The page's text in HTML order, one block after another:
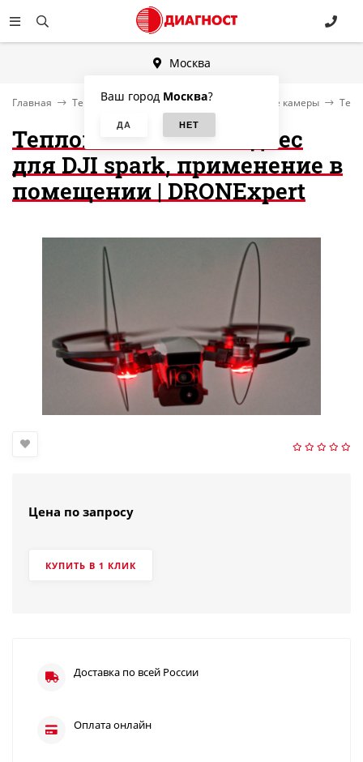
Москва
Ваш город Москва?
Главная Тепловизоры, комплексы, тепловизионные камеры
Тепловизионный подвес
для DJI spark, применение в
помещении | DRONExpert
Цена по запросу
КУПИТЬ В 1 КЛИК
Доставка по всей России
Оплата онлайн